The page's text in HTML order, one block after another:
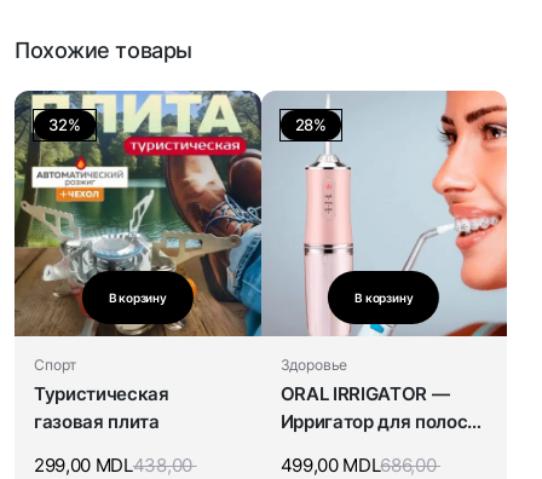
Похожие товары
32%
В корзину
Спорт
Туристическая
газовая плита
438,00
299,00 MDL
28%
В корзину
Здоровье
ORAL IRRIGATOR —
Ирригатор для полости
686,00
499,00 MDL